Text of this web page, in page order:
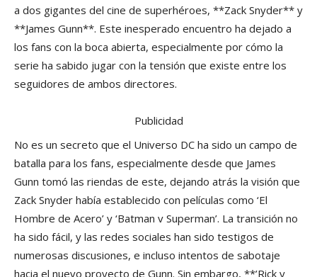
a dos gigantes del cine de superhéroes, **Zack Snyder** y
**James Gunn**. Este inesperado encuentro ha dejado a
los fans con la boca abierta, especialmente por cómo la
serie ha sabido jugar con la tensión que existe entre los
seguidores de ambos directores.
Publicidad
No es un secreto que el Universo DC ha sido un campo de
batalla para los fans, especialmente desde que James
Gunn tomó las riendas de este, dejando atrás la visión que
Zack Snyder había establecido con películas como ‘El
Hombre de Acero’ y ‘Batman v Superman’. La transición no
ha sido fácil, y las redes sociales han sido testigos de
numerosas discusiones, e incluso intentos de sabotaje
hacia el nuevo proyecto de Gunn. Sin embargo, **’Rick y